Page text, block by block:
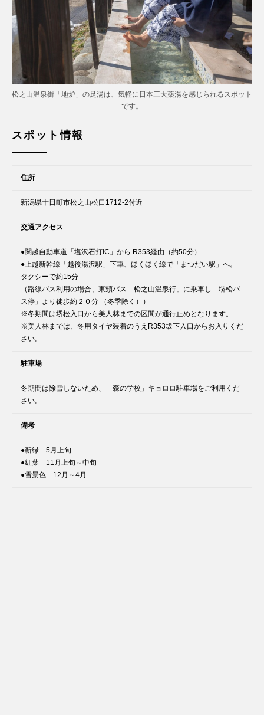
松之山温泉街「地炉」の足湯は、気軽に日本三大薬湯を感じられるスポット
です。
スポット情報
住所
新潟県十日町市松之山松口1712-2付近
交通アクセス
●関越自動車道「塩沢石打IC」から R353経由（約50分）
●上越新幹線「越後湯沢駅」下車、ほくほく線で「まつだい駅」へ。
タクシーで約15分
（路線バス利用の場合、東頸バス「松之山温泉行」に乗車し「堺松バ
ス停」より徒歩約２０分 （冬季除く））
※冬期間は堺松入口から美人林までの区間が通行止めとなります。
※美人林までは、冬用タイヤ装着のうえR353坂下入口からお入りくだ
さい。
駐車場
冬期間は除雪しないため、「森の学校」キョロロ駐車場をご利用くだ
さい。
備考
●新緑 5月上旬
●紅葉 11月上旬～中旬
●雪景色 12月～4月